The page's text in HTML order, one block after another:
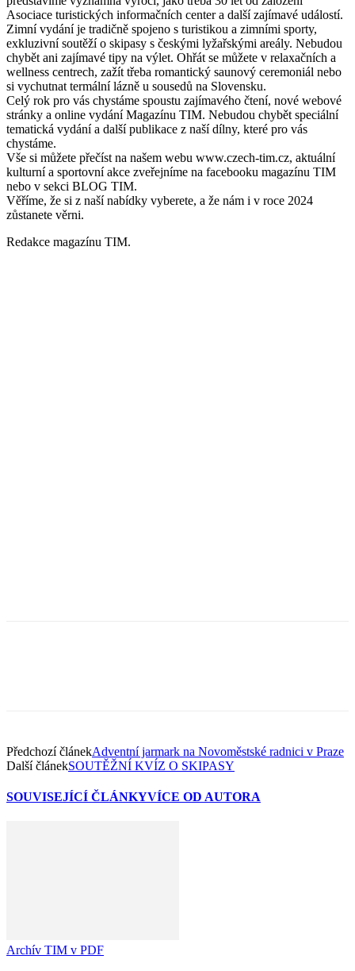
Asociace turistických informačních center a další zajímavé událostí.
Zimní vydání je tradičně spojeno s turistikou a zimními sporty,
exkluzivní soutěží o skipasy s českými lyžařskými areály. Nebudou
chybět ani zajímavé tipy na výlet. Ohřát se můžete v relaxačních a
wellness centrech, zažít třeba romantický saunový ceremoniál nebo
si vychutnat termální lázně u sousedů na Slovensku.
Celý rok pro vás chystáme spoustu zajímavého čtení, nové webové
stránky a online vydání Magazínu TIM. Nebudou chybět speciální
tematická vydání a další publikace z naší dílny, které pro vás
chystáme.
Vše si můžete přečíst na našem webu www.czech-tim.cz, aktuální
kulturní a sportovní akce zveřejníme na facebooku magazínu TIM
nebo v sekci BLOG TIM.
Věříme, že si z naší nabídky vyberete, a že nám i v roce 2024
zůstanete věrni.
Redakce magazínu TIM.
Předchozí článekAdventní jarmark na Novoměstské radnici v Praze
Další článekSOUTĚŽNÍ KVÍZ O SKIPASY
SOUVISEJÍCÍ ČLÁNKYVÍCE OD AUTORA
Archív TIM v PDF